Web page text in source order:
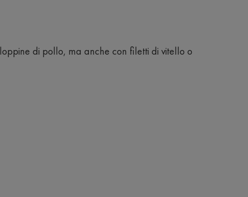
di pollo, ma anche con filetti di vitello o